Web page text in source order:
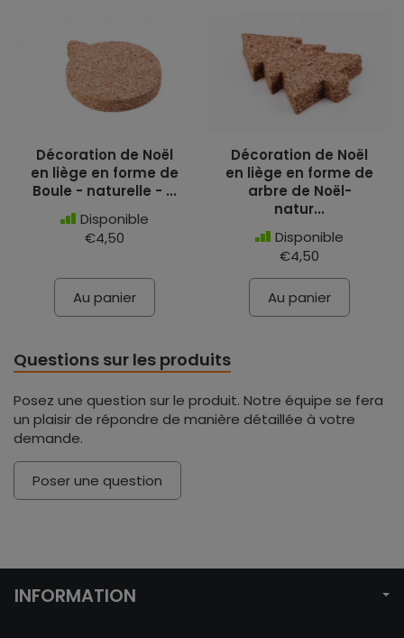
Décoration de Noël
en liège en forme de
Boule - naturelle - ...
Disponible
€4,50
Au panier
Décoration de Noël
en liège en forme de
arbre de Noël-
natur...
Disponible
€4,50
Au panier
Questions sur les produits
Posez une question sur le produit. Notre équipe se fera
un plaisir de répondre de manière détaillée à votre
demande.
Poser une question
INFORMATION